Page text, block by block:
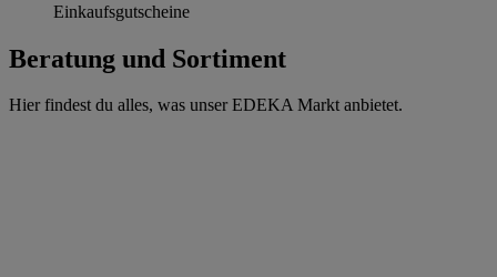
Einkaufsgutscheine
Beratung und Sortiment
Hier findest du alles, was unser EDEKA Markt anbietet.